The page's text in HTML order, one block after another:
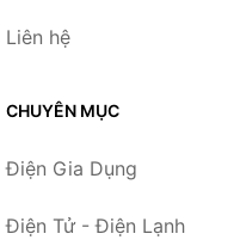
Liên hệ
CHUYÊN MỤC
Điện Gia Dụng
Điện Tử - Điện Lạnh